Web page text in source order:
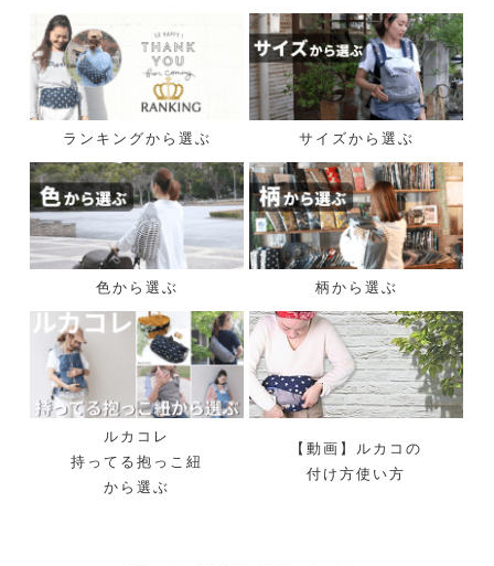
ランキングから選ぶ サイズから選ぶ
色から選ぶ 柄から選ぶ
ルカコレ
持ってる抱っこ紐
から選ぶ
【動画】ルカコの
付け方使い方